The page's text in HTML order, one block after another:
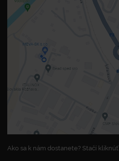
Ako sa k nám dostanete? Stačí kliknúť.